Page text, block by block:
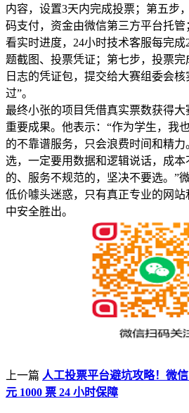
内容，设置3天内完成投票；第五步
码支付，资金由微信第三方平台托
看实时进度，24小时技术客服每完
题截图、投票凭证；第七步，投票
日志的凭证包，提交给大赛组委会
过”。
最终小张的项目凭借真实票数获得
重要成果。他表示：“作为学生，我
的不靠谱服务，只会浪费时间和精
选，一定要用数据和逻辑说话，成
的、服务不规范的，坚决不要选。”
低价噱头迷惑，只有真正专业的网
中安全胜出。
上一篇 人工投票平台避坑攻略！微
元 1000 票 24 小时保障